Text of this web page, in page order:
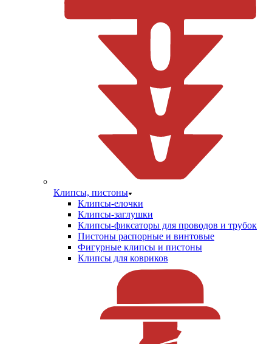
Клипсы, пистоны
Клипсы-елочки
Клипсы-заглушки
Клипсы-фиксаторы для проводов и трубок
Пистоны распорные и винтовые
Фигурные клипсы и пистоны
Клипсы для ковриков